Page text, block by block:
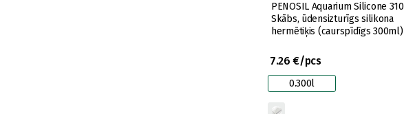
PENOSIL Aquarium Silicone 310
Skābs, ūdensizturīgs silikona
hermētiķis (caurspīdīgs 300ml)
7.26 €/pcs
0.300l